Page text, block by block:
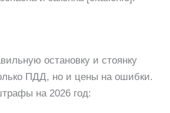
остановку и стоянку
ПДД, но и цены на ошибки.
на 2026 год: